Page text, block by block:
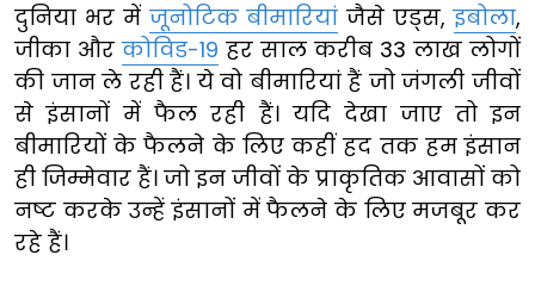
दुनिया भर में जूनोटिक बीमारियां जैसे एड्स,इबोला,
जीका और कोविड-19 हर साल करीब 33 लाख लोगों
की जान ले रही हैं। ये वो बीमारियां हैं जो जंगली जीवों
से इंसानों में फैल रही हैं। यदि देखा जाए तो इन
बीमारियों के फैलने के लिए कहीं हद तक हम इंसान
ही जिम्मेवार हैं। जो इन जीवों के प्राकृतिक आवासों को
नष्ट करके उन्हें इंसानों में फैलने के लिए मजबूर कर
रहे हैं।